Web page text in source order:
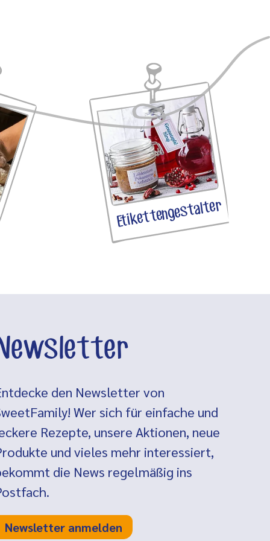
Etikettengestalter
den Newsletter von
Wer sich für einfache und
Rezepte, unsere Aktionen, neue
und vieles mehr interessiert,
die News regelmäßig ins
Newsletter anmelden